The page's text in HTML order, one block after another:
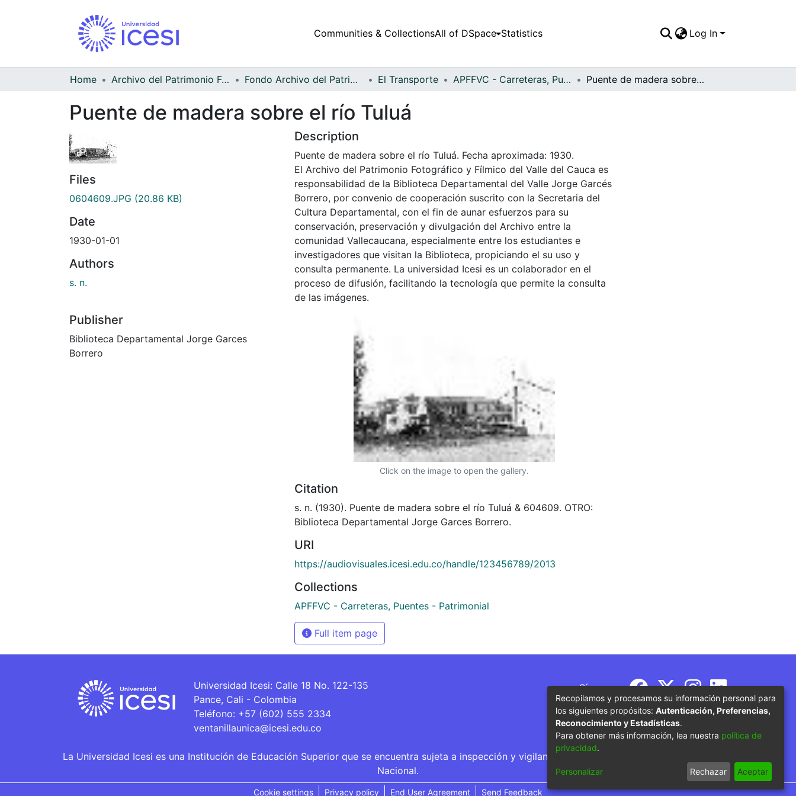
Communities & CollectionsAll of DSpace Statistics Log In
Home Archivo del Patrimonio Fotográfico y Fílmico del Valle del Cauca Fondo Archivo del Patrimonio Fotográfico y Fílmico del Valle del Cauca El Transporte APFFVC - Carreteras, Puentes - Patrimonial Puente de madera sobre el río Tuluá
Puente de madera sobre el río Tuluá
Files
0604609.JPG (20.86 KB)
Date
1930-01-01
Authors
s. n.
Publisher
Biblioteca Departamental Jorge Garces
Borrero
Description
Puente de madera sobre el río Tuluá. Fecha aproximada: 1930.
El Archivo del Patrimonio Fotográfico y Fílmico del Valle del Cauca es
responsabilidad de la Biblioteca Departamental del Valle Jorge Garcés
Borrero, por convenio de cooperación suscrito con la Secretaria del
Cultura Departamental, con el fin de aunar esfuerzos para su
conservación, preservación y divulgación del Archivo entre la
comunidad Vallecaucana, especialmente entre los estudiantes e
investigadores que visitan la Biblioteca, propiciando el su uso y
consulta permanente. La universidad Icesi es un colaborador en el
proceso de difusión, facilitando la tecnología que permite la consulta
de las imágenes.
Click on the image to open the gallery.
Citation
s. n. (1930). Puente de madera sobre el río Tuluá & 604609. OTRO:
Biblioteca Departamental Jorge Garces Borrero.
URI
https://audiovisuales.icesi.edu.co/handle/123456789/2013
Collections
APFFVC - Carreteras, Puentes - Patrimonial
Full item page
Universidad Icesi: Calle 18 No. 122-135
Pance, Cali - Colombia
Teléfono: +57 (602) 555 2334
ventanillaunica@icesi.edu.co
Síguenos
La Universidad Icesi es una Institución de Educación Superior que se encuentra sujeta a inspección y vigilancia por parte del Ministerio de Educación
Nacional.
Cookie settings Privacy policy End User Agreement Send Feedback
Recopilamos y procesamos su información personal para
los siguientes propósitos: Autenticación, Preferencias,
Reconocimiento y Estadísticas.
Para obtener más información, lea nuestra política de
privacidad.
Personalizar Rechazar Aceptar